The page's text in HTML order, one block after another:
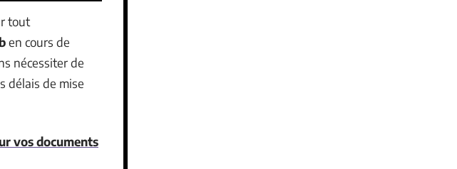
tout
en cours de
nécessiter de
délais de mise
vos documents